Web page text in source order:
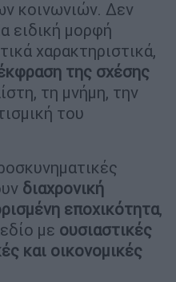
κοινωνιών. Δεν
ειδική μορφή
χαρακτηριστικά,
της σχέσης
τη μνήμη, την
του
διαχρονική
εποχικότητα,
με ουσιαστικές
και οικονομικές